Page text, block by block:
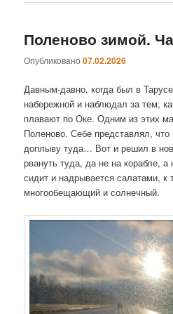
Поленово зимой.
Опубликовано07.02.2026
Давным-давно, когда был в
набережной и наблюдал за тем,
плавают по Оке. Одним из этих
Поленово. Себе представлял, что
доплыву туда… Вот и решил в
рвануть туда, да не на корабле,
сидит и надрывается салатами, к
многообещающий и солнечный.